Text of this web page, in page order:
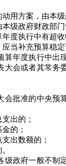
方案，由本级
政府财政部门
执行中有超收
当补充预算稳定
度执行中出
大会或者其常
准的中央预算
出的；
的；
出数额的；
府一般不制定